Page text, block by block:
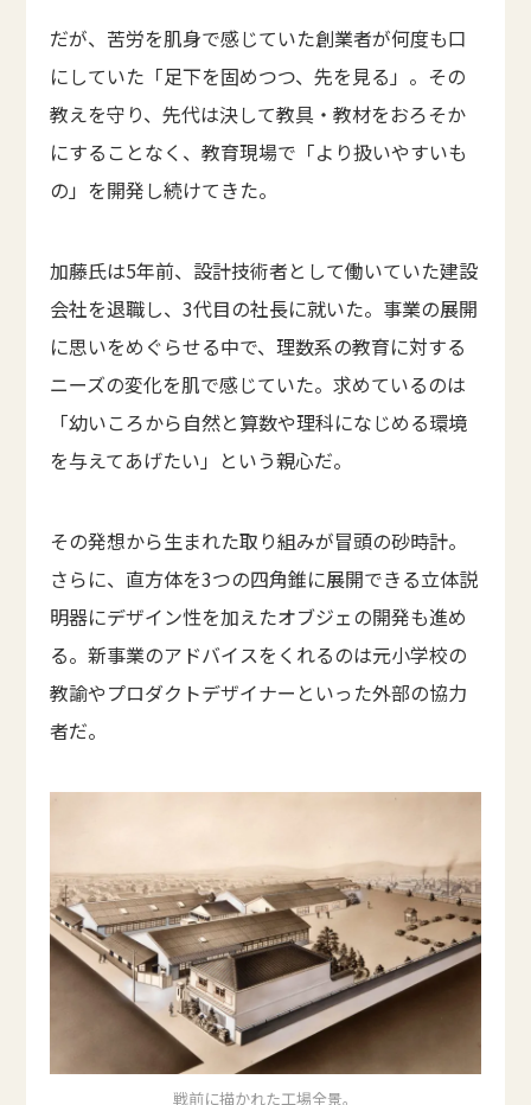
だが、苦労を肌身で感じていた創業者が何度も口
にしていた「足下を固めつつ、先を見る」。その
教えを守り、先代は決して教具・教材をおろそか
にすることなく、教育現場で「より扱いやすいも
の」を開発し続けてきた。
加藤氏は5年前、設計技術者として働いていた建設
会社を退職し、3代目の社長に就いた。事業の展開
に思いをめぐらせる中で、理数系の教育に対する
ニーズの変化を肌で感じていた。求めているのは
「幼いころから自然と算数や理科になじめる環境
を与えてあげたい」という親心だ。
その発想から生まれた取り組みが冒頭の砂時計。
さらに、直方体を3つの四角錐に展開できる立体説
明器にデザイン性を加えたオブジェの開発も進め
る。新事業のアドバイスをくれるのは元小学校の
教諭やプロダクトデザイナーといった外部の協力
者だ。
戦前に描かれた工場全景。